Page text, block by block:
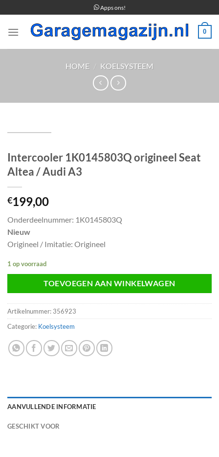
naar
inhoud
Apps ons!
0
HOME / KOELSYSTEEM
Intercooler 1K0145803Q origineel Seat
Altea / Audi A3
€199,00
Onderdeelnummer: 1K0145803Q
Nieuw
Origineel / Imitatie: Origineel
1 op voorraad
TOEVOEGEN AAN WINKELWAGEN
Artikelnummer: 356923
Categorie: Koelsysteem
AANVULLENDE INFORMATIE
GESCHIKT VOOR